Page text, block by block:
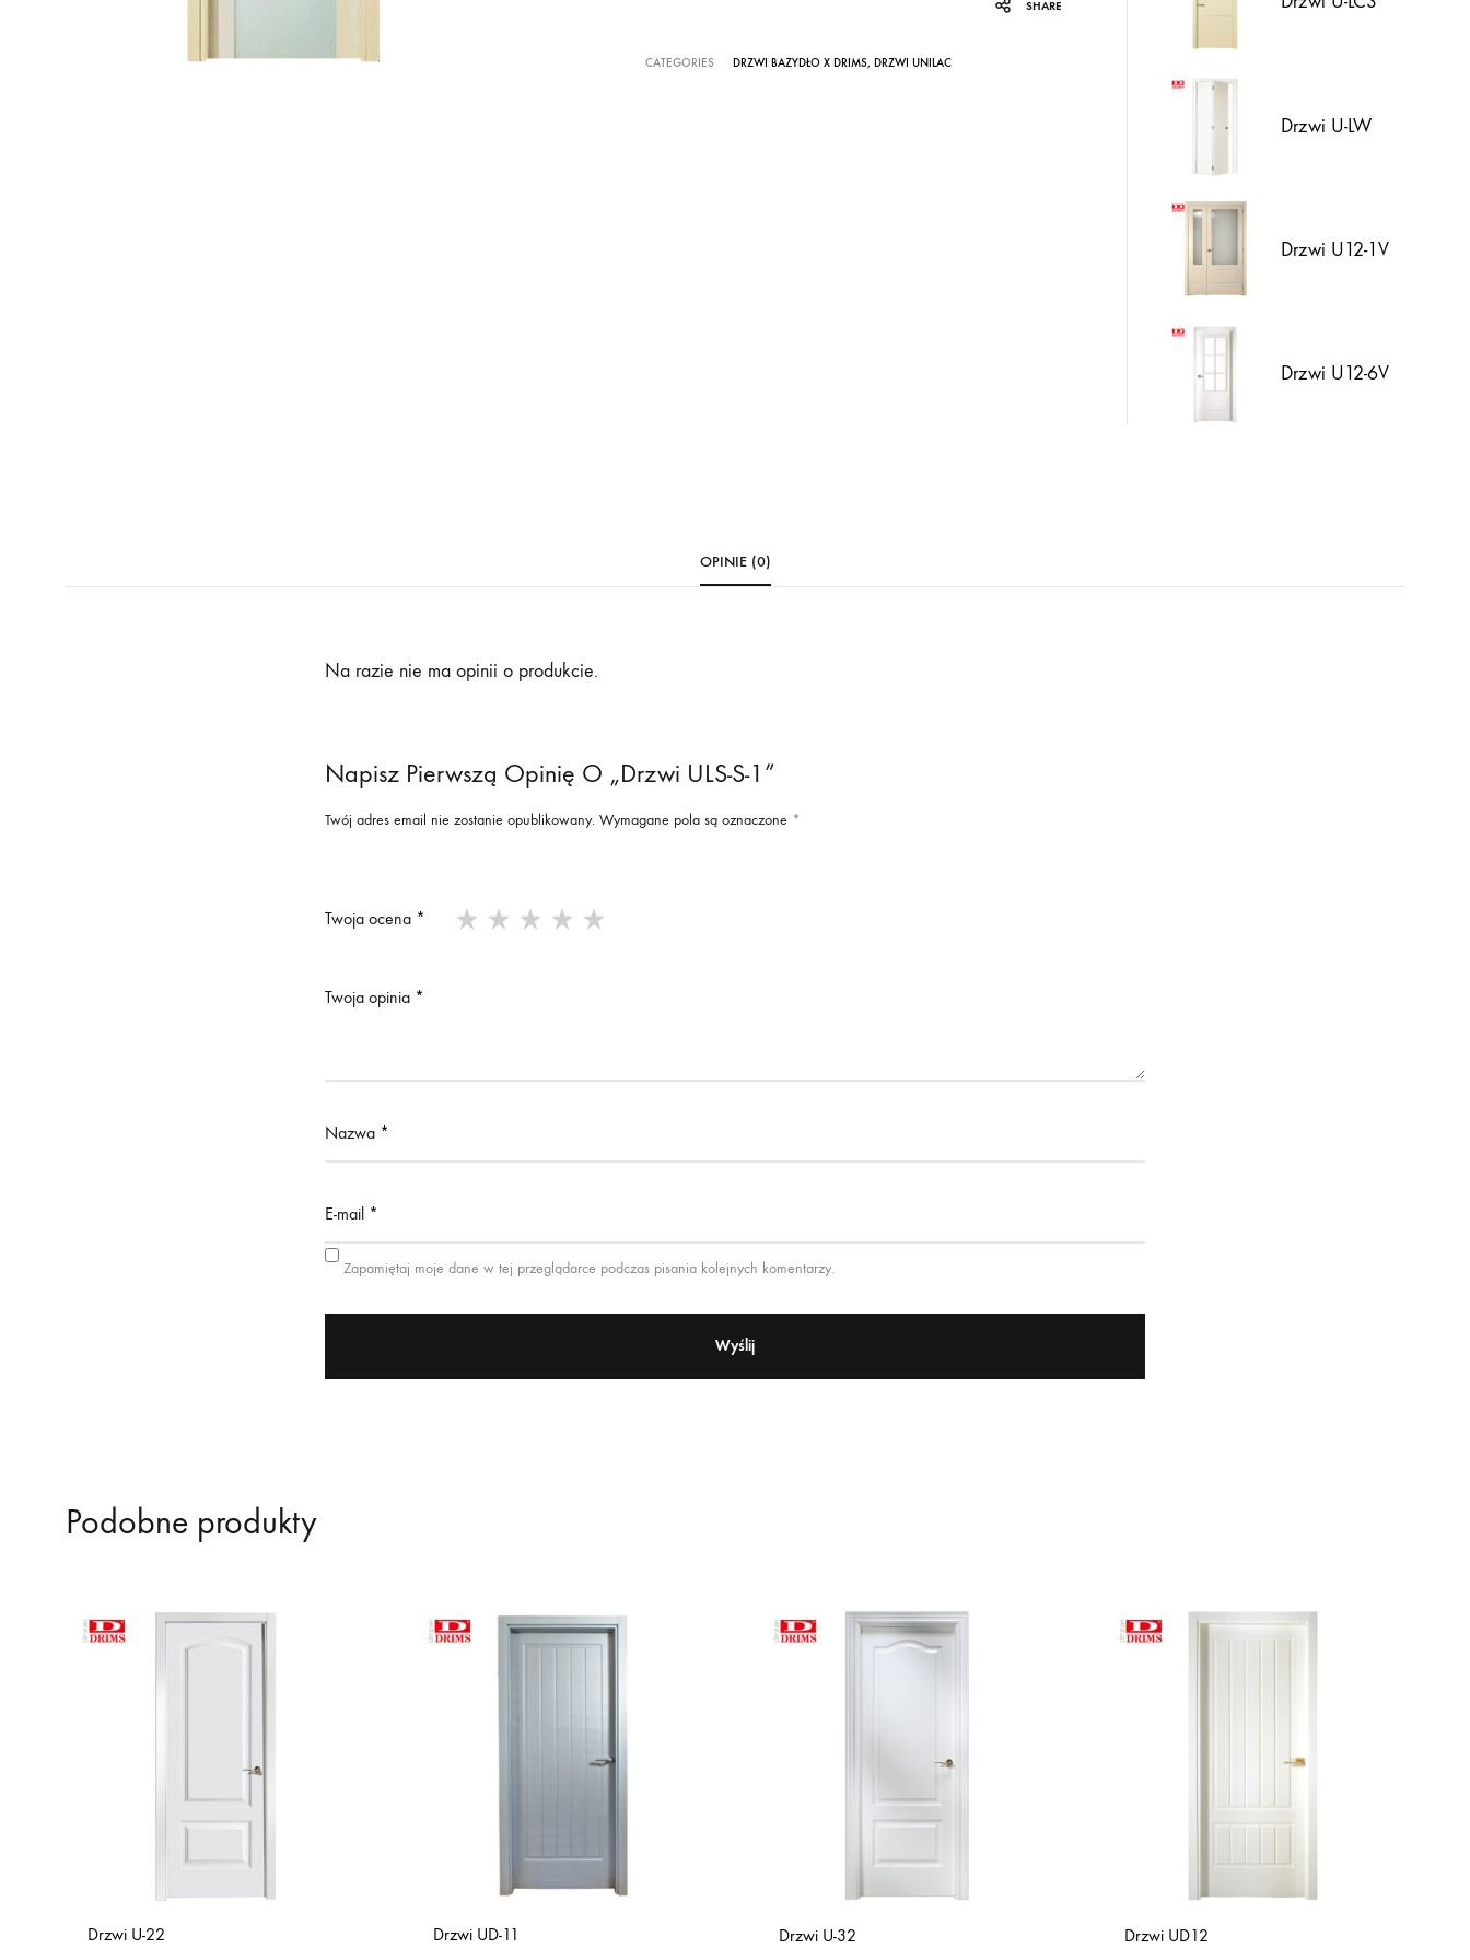
SHARE
CATEGORIES DRZWI BAZYDŁO X DRIMS, DRZWI UNILAC
Drzwi U-LW
Drzwi U12-1V
Drzwi U12-6V
OPINIE (0)
Na razie nie ma opinii o produkcie.
Napisz Pierwszą Opinię O „Drzwi ULS-S-1”
Twój adres email nie zostanie opublikowany. Wymagane pola są oznaczone *
Twoja ocena *
Twoja opinia *
Nazwa *
E-mail *
Zapamiętaj moje dane w tej przeglądarce podczas pisania kolejnych komentarzy.
Podobne produkty
Drzwi U-22 Drzwi UD-11 Drzwi U-32 Drzwi UD12